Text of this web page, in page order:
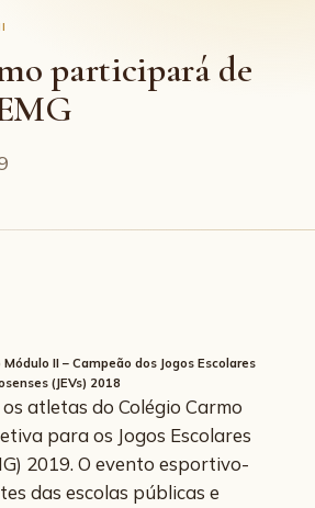
participará de
II – Campeão dos Jogos Escolares
(JEVs) 2018
atletas do Colégio Carmo
para os Jogos Escolares
2019. O evento esportivo-
das escolas públicas e